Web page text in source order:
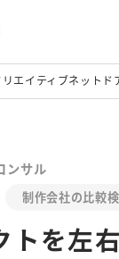
エイティブネットド
ンサル
制作会社の比較
トを左